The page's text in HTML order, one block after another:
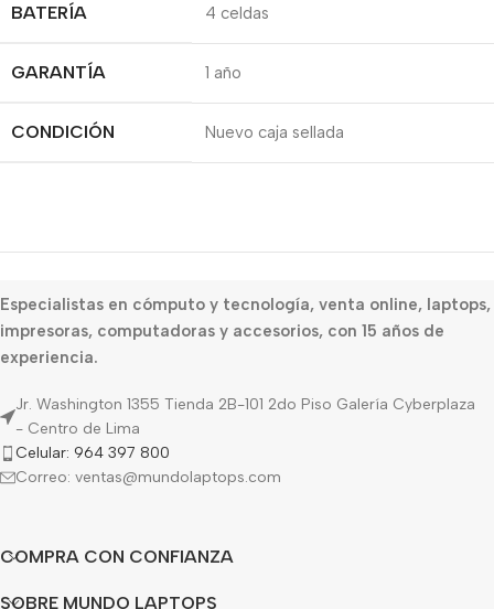
BATERÍA 4 celdas
GARANTÍA 1 año
CONDICIÓN Nuevo caja sellada
Especialistas en cómputo y tecnología, venta online, laptops,
impresoras, computadoras y accesorios, con 15 años de
experiencia.
Jr. Washington 1355 Tienda 2B-101 2do Piso Galería Cyberplaza
- Centro de Lima
Celular: 964 397 800
Correo: ventas@mundolaptops.com
COMPRA CON CONFIANZA
SOBRE MUNDO LAPTOPS